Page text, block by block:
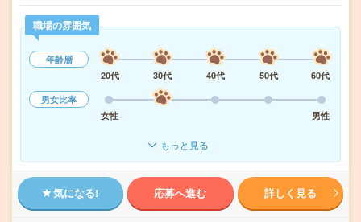
職場の雰囲気
年齢層
20代
30代 40代 50代
60代
男女比率
女性
男性
もっと見る
気になる! 応募へ進む 詳しく見る